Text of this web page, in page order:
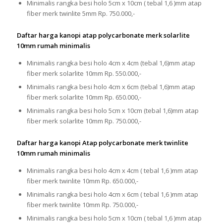
Minimalis rangka besi holo 5cm x 10cm ( tebal 1,6 )mm atap
fiber merk twinlite 5mm Rp. 750.000,-
Daftar harga kanopi atap polycarbonate merk solarlite
10mm rumah minimalis
Minimalis rangka besi holo 4cm x 4cm (tebal 1,6)mm atap
fiber merk solarlite 10mm Rp. 550.000,-
Minimalis rangka besi holo 4cm x 6cm (tebal 1,6)mm atap
fiber merk solarlite 10mm Rp. 650.000,-
Minimalis rangka besi holo 5cm x 10cm (tebal 1,6)mm atap
fiber merk solarlite 10mm Rp. 750.000,-
Daftar harga kanopi Atap polycarbonate merk twinlite
10mm rumah minimalis
Minimalis rangka besi holo 4cm x 4cm ( tebal 1,6 )mm atap
fiber merk twinlite 10mm Rp. 650.000,-
Minimalis rangka besi holo 4cm x 6cm ( tebal 1,6 )mm atap
fiber merk twinlite 10mm Rp. 750.000,-
Minimalis rangka besi holo 5cm x 10cm ( tebal 1,6 )mm atap